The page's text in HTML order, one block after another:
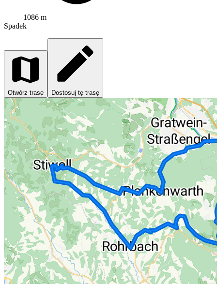
1086 m
Spadek
Otwórz trasę Dostosuj tę trasę